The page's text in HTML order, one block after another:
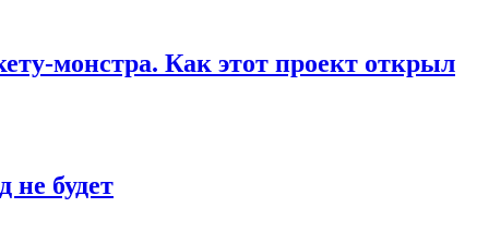
монстра. Как этот проект открыл
не будет